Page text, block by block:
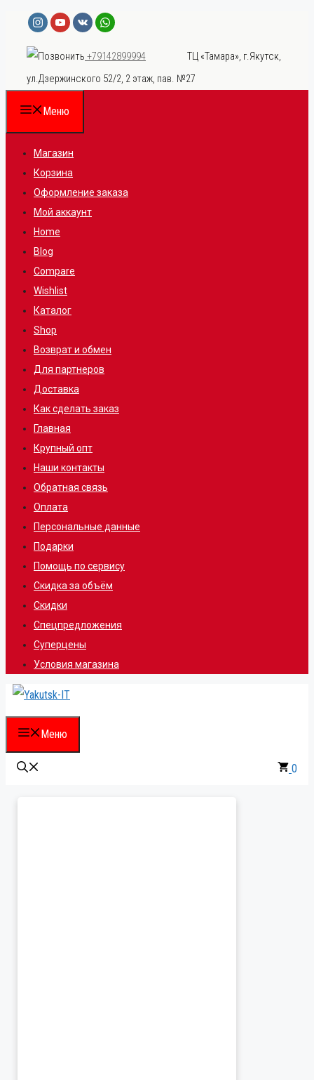
Перейти
содержимому
+79142899994
ТЦ «Тамара», г.Якутск,
ул.Дзержинского 52/2, 2 этаж, пав. №27
Меню
Магазин
Корзина
Оформление заказа
Мой аккаунт
Home
Blog
Compare
Wishlist
Каталог
Shop
Возврат и обмен
Для партнеров
Доставка
Как сделать заказ
Главная
Крупный опт
Наши контакты
Обратная связь
Оплата
Персональные данные
Подарки
Помощь по сервису
Скидка за объём
Скидки
Спецпредложения
Суперцены
Условия магазина
Меню
0